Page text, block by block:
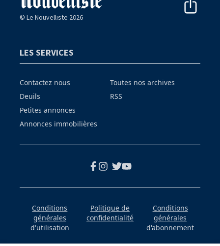
© Le Nouvelliste 2026
LES SERVICES
Contactez nous
Deuils
Petites annonces
Annonces immobilières
Toutes nos archives
RSS
Conditions
générales
d'utilisation
Politique de
confidentialité
Conditions
générales
d'abonnement